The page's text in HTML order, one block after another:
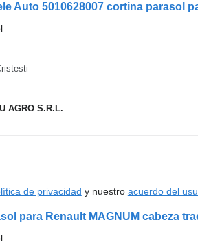
Auto 5010628007 cortina parasol
AGRO S.R.L.
de privacidad y nuestro acuerdo del
para Renault MAGNUM cabeza